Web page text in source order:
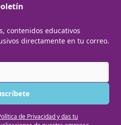
contenidos educativos
directamente en tu correo.
de Privacidad y das tu